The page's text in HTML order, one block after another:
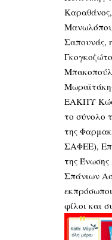
Σαπουνάς,
ΕΑΚΠΥ
το σύνολο
της
ΣΑΦΕΕ),
της
Σπάνιων
φίλοι και